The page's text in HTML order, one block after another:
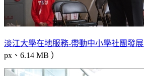
淡江大學在地服務-帶動中小學社團發展
px、6.14 MB ）